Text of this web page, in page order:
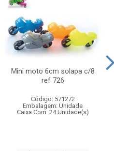
Mini moto 6cm solapa c/8
ref 726
Código: 571272
Embalagem: Unidade
Caixa Com: 24 Unidade(s)